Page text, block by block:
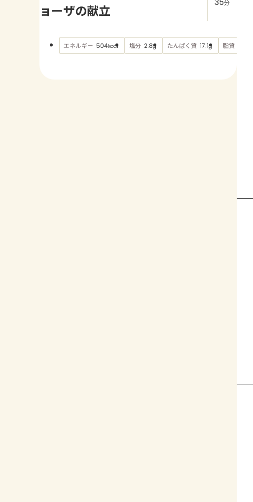
ョーザの献立
分
エネルギー 504kcal 塩分 2.8g たんぱく質 17.1g 脂質